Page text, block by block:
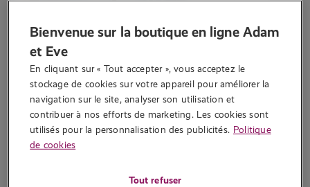
Bienvenue sur la boutique en ligne Adam
et Eve
En cliquant sur « Tout accepter », vous acceptez le
stockage de cookies sur votre appareil pour améliorer la
navigation sur le site, analyser son utilisation et
contribuer à nos efforts de marketing. Les cookies sont
utilisés pour la personnalisation des publicités. Politique
de cookies
Tout refuser